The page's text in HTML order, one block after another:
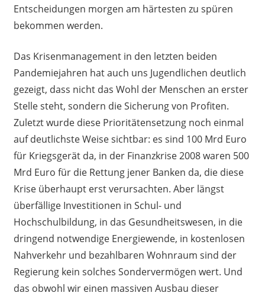
Entscheidungen morgen am härtesten zu spüren
bekommen werden.
Das Krisenmanagement in den letzten beiden
Pandemiejahren hat auch uns Jugendlichen deutlich
gezeigt, dass nicht das Wohl der Menschen an erster
Stelle steht, sondern die Sicherung von Profiten.
Zuletzt wurde diese Prioritätensetzung noch einmal
auf deutlichste Weise sichtbar: es sind 100 Mrd Euro
für Kriegsgerät da, in der Finanzkrise 2008 waren 500
Mrd Euro für die Rettung jener Banken da, die diese
Krise überhaupt erst verursachten. Aber längst
überfällige Investitionen in Schul- und
Hochschulbildung, in das Gesundheitswesen, in die
dringend notwendige Energiewende, in kostenlosen
Nahverkehr und bezahlbaren Wohnraum sind der
Regierung kein solches Sondervermögen wert. Und
das obwohl wir einen massiven Ausbau dieser